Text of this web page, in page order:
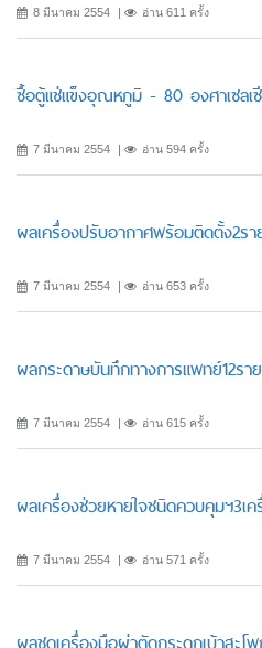
8 มีนาคม 2554 อ่าน 611 ครั้ง
ซื้อตู้แช่แข็งอุณหภูมิ - 80 องศาเซล
7 มีนาคม 2554 อ่าน 594 ครั้ง
ผลเครื่องปรับอากาศพร้อมติดตั้ง2รา
7 มีนาคม 2554 อ่าน 653 ครั้ง
ผลกระดาษบันทึกทางการแพทย์12รา
7 มีนาคม 2554 อ่าน 615 ครั้ง
ผลเครื่องช่วยหายใจชนิดควบคุมฯ3เ
7 มีนาคม 2554 อ่าน 571 ครั้ง